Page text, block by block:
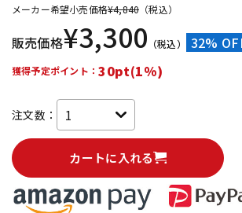
メーカー希望小売価格¥4,840 （税込）
販売価格¥3,300 （税込） 32%
獲得予定ポイント：30pt(1%)
注文数：
カートに入れる